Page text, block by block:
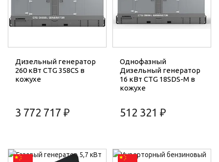
Дизельный генератор
260 кВт CTG 358CS в
кожухе
3 772 717 ₽
Однофазный
Дизельный генератор
16 кВт CTG 18SDS-M в
кожухе
512 321 ₽